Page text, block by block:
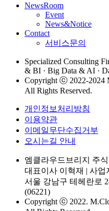
NewsRoom
Event
News&Notice
Contact
서비스문의
Specialized Consulting
& BI · Big Data & AI ·
Copyright ⓒ 2022-2024
All Rights Reserved.
개인정보처리방침
이용약관
이메일무단수집거부
오시는길 안내
엠클라우드브리지 주
대표이사 이혁재 | 사업
서울 강남구 테헤란로
(06221)
Copyright ⓒ 2022.